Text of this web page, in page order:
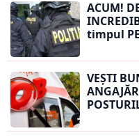
ACUM!
timpul
VEȘTI